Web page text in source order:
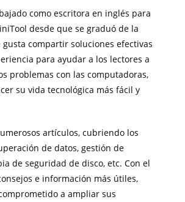
como escritora en inglés para
desde que se graduó de la
gusta compartir soluciones efectivas
para ayudar a los lectores a
problemas con las computadoras,
su vida tecnológica más fácil y
artículos, cubriendo los
de datos, gestión de
de seguridad de disco, etc. Con el
e información más útiles,
a ampliar sus